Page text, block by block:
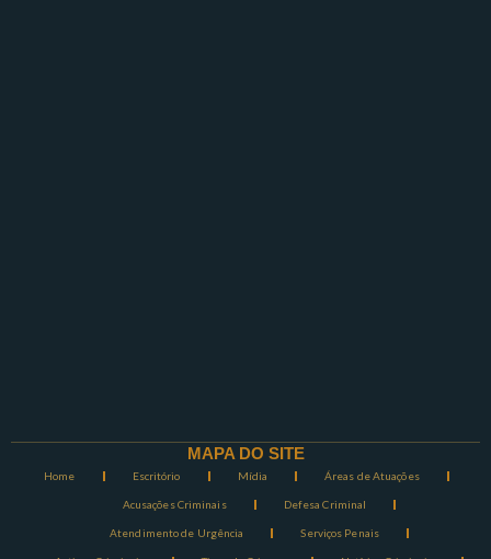
MAPA DO SITE
Home Escritório Mídia Áreas de Atuações
Acusações Criminais Defesa Criminal
Atendimento de Urgência Serviços Penais